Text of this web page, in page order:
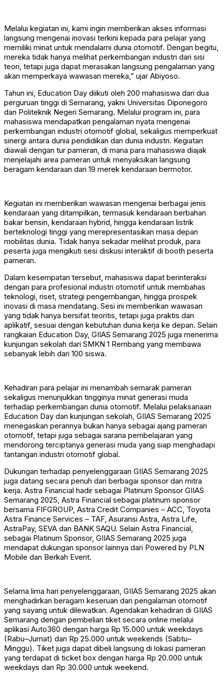
Melalui kegiatan ini, kami ingin memberikan akses informasi
langsung mengenai inovasi terkini kepada para pelajar yang
memiliki minat untuk mendalami dunia otomotif. Dengan begitu,
mereka tidak hanya melihat perkembangan industri dari sisi
teori, tetapi juga dapat merasakan langsung pengalaman yang
akan memperkaya wawasan mereka,” ujar Abiyoso.
Tahun ini, Education Day diikuti oleh 200 mahasiswa dari dua
perguruan tinggi di Semarang, yakni Universitas Diponegoro
dan Politeknik Negeri Semarang. Melalui program ini, para
mahasiswa mendapatkan pengalaman nyata mengenai
perkembangan industri otomotif global, sekaligus memperkuat
sinergi antara dunia pendidikan dan dunia industri. Kegiatan
diawali dengan tur pameran, di mana para mahasiswa diajak
menjelajahi area pameran untuk menyaksikan langsung
beragam kendaraan dari 19 merek kendaraan bermotor.
Kegiatan ini memberikan wawasan mengenai berbagai jenis
kendaraan yang ditampilkan, termasuk kendaraan berbahan
bakar bensin, kendaraan hybrid, hingga kendaraan listrik
berteknologi tinggi yang merepresentasikan masa depan
mobilitas dunia. Tidak hanya sekadar melihat produk, para
peserta juga mengikuti sesi diskusi interaktif di booth peserta
pameran.
Dalam kesempatan tersebut, mahasiswa dapat berinteraksi
dengan para profesional industri otomotif untuk membahas
teknologi, riset, strategi pengembangan, hingga prospek
inovasi di masa mendatang. Sesi ini memberikan wawasan
yang tidak hanya bersifat teoritis, tetapi juga praktis dan
aplikatif, sesuai dengan kebutuhan dunia kerja ke depan. Selain
rangkaian Education Day, GIIAS Semarang 2025 juga menerima
kunjungan sekolah dari SMKN 1 Rembang yang membawa
sebanyak lebih dari 100 siswa.
Kehadiran para pelajar ini menambah semarak pameran
sekaligus menunjukkan tingginya minat generasi muda
terhadap perkembangan dunia otomotif. Melalui pelaksanaan
Education Day dan kunjungan sekolah, GIIAS Semarang 2025
menegaskan perannya bukan hanya sebagai ajang pameran
otomotif, tetapi juga sebagai sarana pembelajaran yang
mendorong terciptanya generasi muda yang siap menghadapi
tantangan industri otomotif global.
Dukungan terhadap penyelenggaraan GIIAS Semarang 2025
juga datang secara penuh dari berbagai sponsor dan mitra
kerja. Astra Financial hadir sebagai Platinum Sponsor GIIAS
Semarang 2025, Astra Financial sebagai platinum sponsor
bersama FIFGROUP, Astra Credit Companies – ACC, Toyota
Astra Finance Services – TAF, Asuransi Astra, Astra Life,
AstraPay, SEVA dan BANK SAQU. Selain Astra Financial,
sebagai Platinum Sponsor, GIIAS Semarang 2025 juga
mendapat dukungan sponsor lainnya dari Powered by PLN
Mobile dan Berkah Event.
Selama lima hari penyelenggaraan, GIIAS Semarang 2025 akan
menghadirkan beragam keseruan dan pengalaman otomotif
yang sayang untuk dilewatkan. Agendakan kehadiran di GIIAS
Semarang dengan pembelian tiket secara online melalui
aplikasi Auto360 dengan harga Rp 15.000 untuk weekdays
(Rabu–Jumat) dan Rp 25.000 untuk weekends (Sabtu–
Minggu). Tiket juga dapat dibeli langsung di lokasi pameran
yang terdapat di ticket box dengan harga Rp 20.000 untuk
weekdays dan Rp 30.000 untuk weekend.